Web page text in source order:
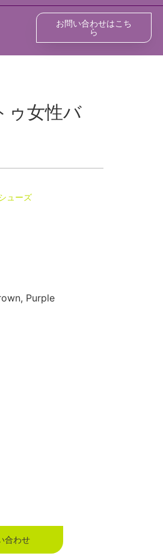
お問い合わせはこち
ら
ゥ女性バ
ューズ
Purple
合わせ